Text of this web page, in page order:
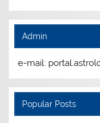
Admin
e-mail:
Popular Posts